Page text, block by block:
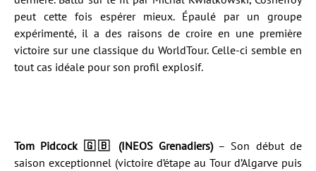
peut cette fois espérer mieux. Épaulé par un groupe
expérimenté, il a des raisons de croire en une première
victoire sur une classique du WorldTour. Celle-ci semble en
tout cas idéale pour son profil explosif.
Tom Pidcock 🇬🇧 (INEOS Grenadiers)– Son début de
saison exceptionnel (victoire d’étape au Tour d’Algarve puis